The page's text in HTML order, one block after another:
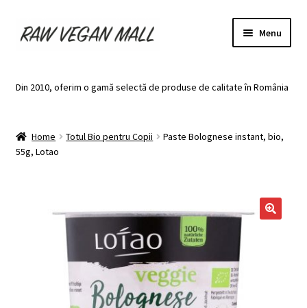
Skip
to
Skip
to
Menu
Categorii
Contul meu
Din 2010, oferim o gamă selectă de produse de calitate în România
Home Totul Bio pentru Copii
Paste Bolognese instant, bio,
55g, Lotao